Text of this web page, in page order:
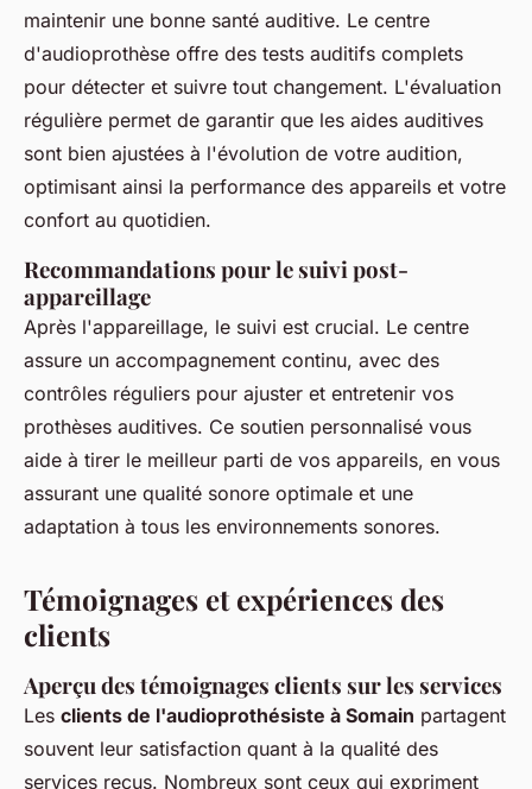
maintenir une bonne santé auditive. Le centre
d'audioprothèse offre des tests auditifs complets
pour détecter et suivre tout changement. L'évaluation
régulière permet de garantir que les aides auditives
sont bien ajustées à l'évolution de votre audition,
optimisant ainsi la performance des appareils et votre
confort au quotidien.
Recommandations pour le suivi post-
appareillage
Après l'appareillage, le suivi est crucial. Le centre
assure un accompagnement continu, avec des
contrôles réguliers pour ajuster et entretenir vos
prothèses auditives. Ce soutien personnalisé vous
aide à tirer le meilleur parti de vos appareils, en vous
assurant une qualité sonore optimale et une
adaptation à tous les environnements sonores.
Témoignages et expériences des
clients
Aperçu des témoignages clients sur les services
Les clients de l'audioprothésiste à Somain partagent
souvent leur satisfaction quant à la qualité des
services reçus. Nombreux sont ceux qui expriment